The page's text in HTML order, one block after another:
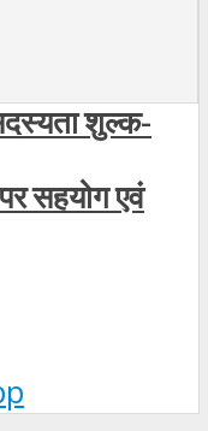
शुल्क-
सहयोग एवं